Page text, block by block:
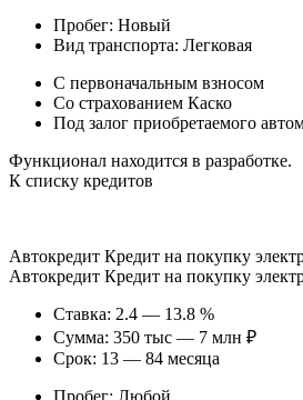
Пробег: Новый
Вид транспорта: Легковая
С первоначальным взносом
Со страхованием Каско
Под залог приобретаемого
Функционал находится в разработке.
К списку кредитов
Автокредит Кредит на покупку
Автокредит Кредит на покупку
Ставка: 2.4 — 13.8 %
Сумма: 350 тыс — 7 млн ₽
Срок: 13 — 84 месяца
Пробег: Любой